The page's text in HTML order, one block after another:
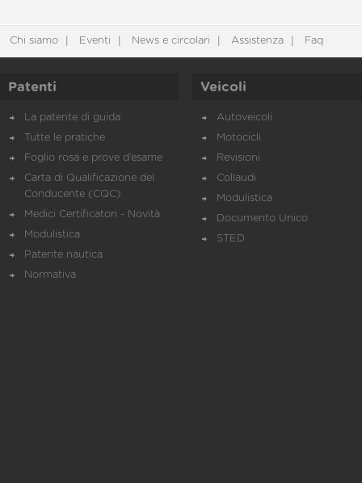
Chi siamo Eventi News e circolari Assistenza Faq
Patenti
La patente di guida
Tutte le pratiche
Foglio rosa e prove d’esame
Carta di Qualificazione del
Conducente (CQC)
Medici Certificatori - Novità
Modulistica
Patente nautica
Normativa
Veicoli
Autoveicoli
Motocicli
Revisioni
Collaudi
Modulistica
Documento Unico
STED